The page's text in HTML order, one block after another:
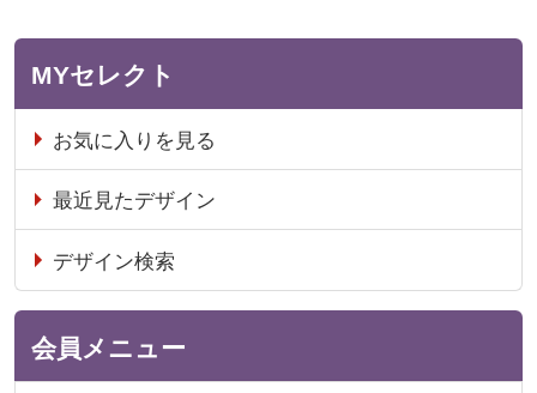
MYセレクト
お気に入りを見る
最近見たデザイン
デザイン検索
会員メニュー